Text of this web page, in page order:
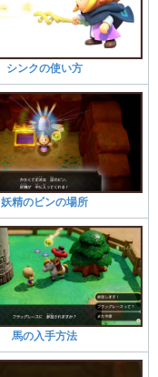
シンクの使い方
妖精のビンの場所
馬の入手方法